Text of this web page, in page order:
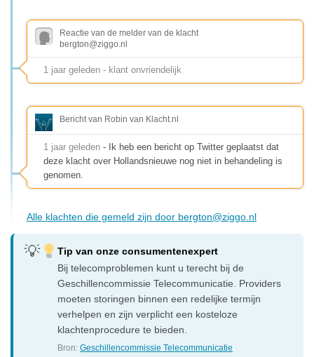
Reactie van de melder van de klacht
bergton@ziggo.nl
1 jaar geleden - klant onvriendelijk
Bericht van Robin van Klacht.nl
1 jaar geleden - Ik heb een bericht op Twitter geplaatst dat
deze klacht over Hollandsnieuwe nog niet in behandeling is
genomen.
Alle klachten die gemeld zijn door bergton@ziggo.nl
Tip van onze consumentenexpert
Bij telecomproblemen kunt u terecht bij de
Geschillencommissie Telecommunicatie. Providers
moeten storingen binnen een redelijke termijn
verhelpen en zijn verplicht een kosteloze
klachtenprocedure te bieden.
Bron:Geschillencommissie Telecommunicatie